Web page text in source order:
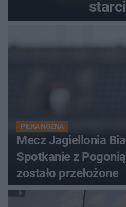
PIŁKA NOŻNA
Mecz Jagiellonia
Spotkanie z
zostało przełożone